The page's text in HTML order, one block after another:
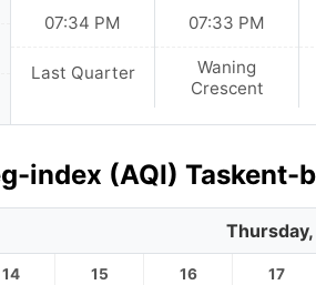
07:34 PM
Last Quarter
07:33 PM
Waning
Crescent
index (AQI) Taskent-
14 15 16 17